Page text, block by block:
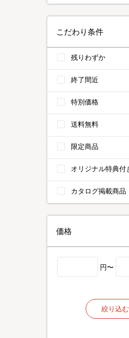
こだわり条件
残りわずか
終了間近
特別価格
送料無料
限定商品
オリジナル特典付
カタログ掲載商品
価格
円〜
絞り込む